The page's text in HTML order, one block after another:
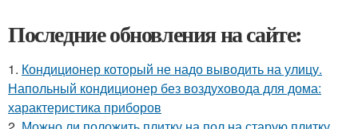
Последние обновления на сайте:
1. Кондиционер который не надо выводить на улицу.
Напольный кондиционер без воздуховода для дома:
характеристика приборов